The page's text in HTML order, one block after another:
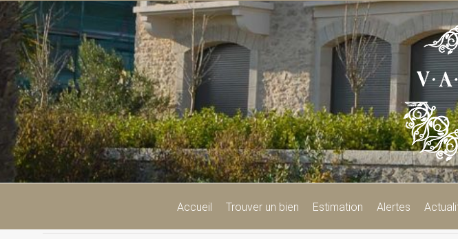
Passer
au
contenu
Accueil Trouver un bien Estimation Alertes